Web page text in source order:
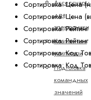
Аксессуары
для
электроники
Клапанные
усилители
Подготовка
командных
значений
Сортировка: Цена
Сортировка: Цена
Сортировка:
Сортировка:
Сортировка: Код
Сортировка: Код